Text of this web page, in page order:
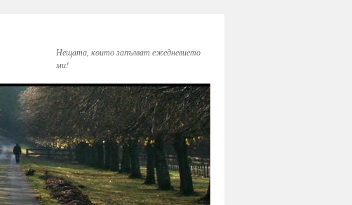
Нещата, които запълват ежедневието
ми!